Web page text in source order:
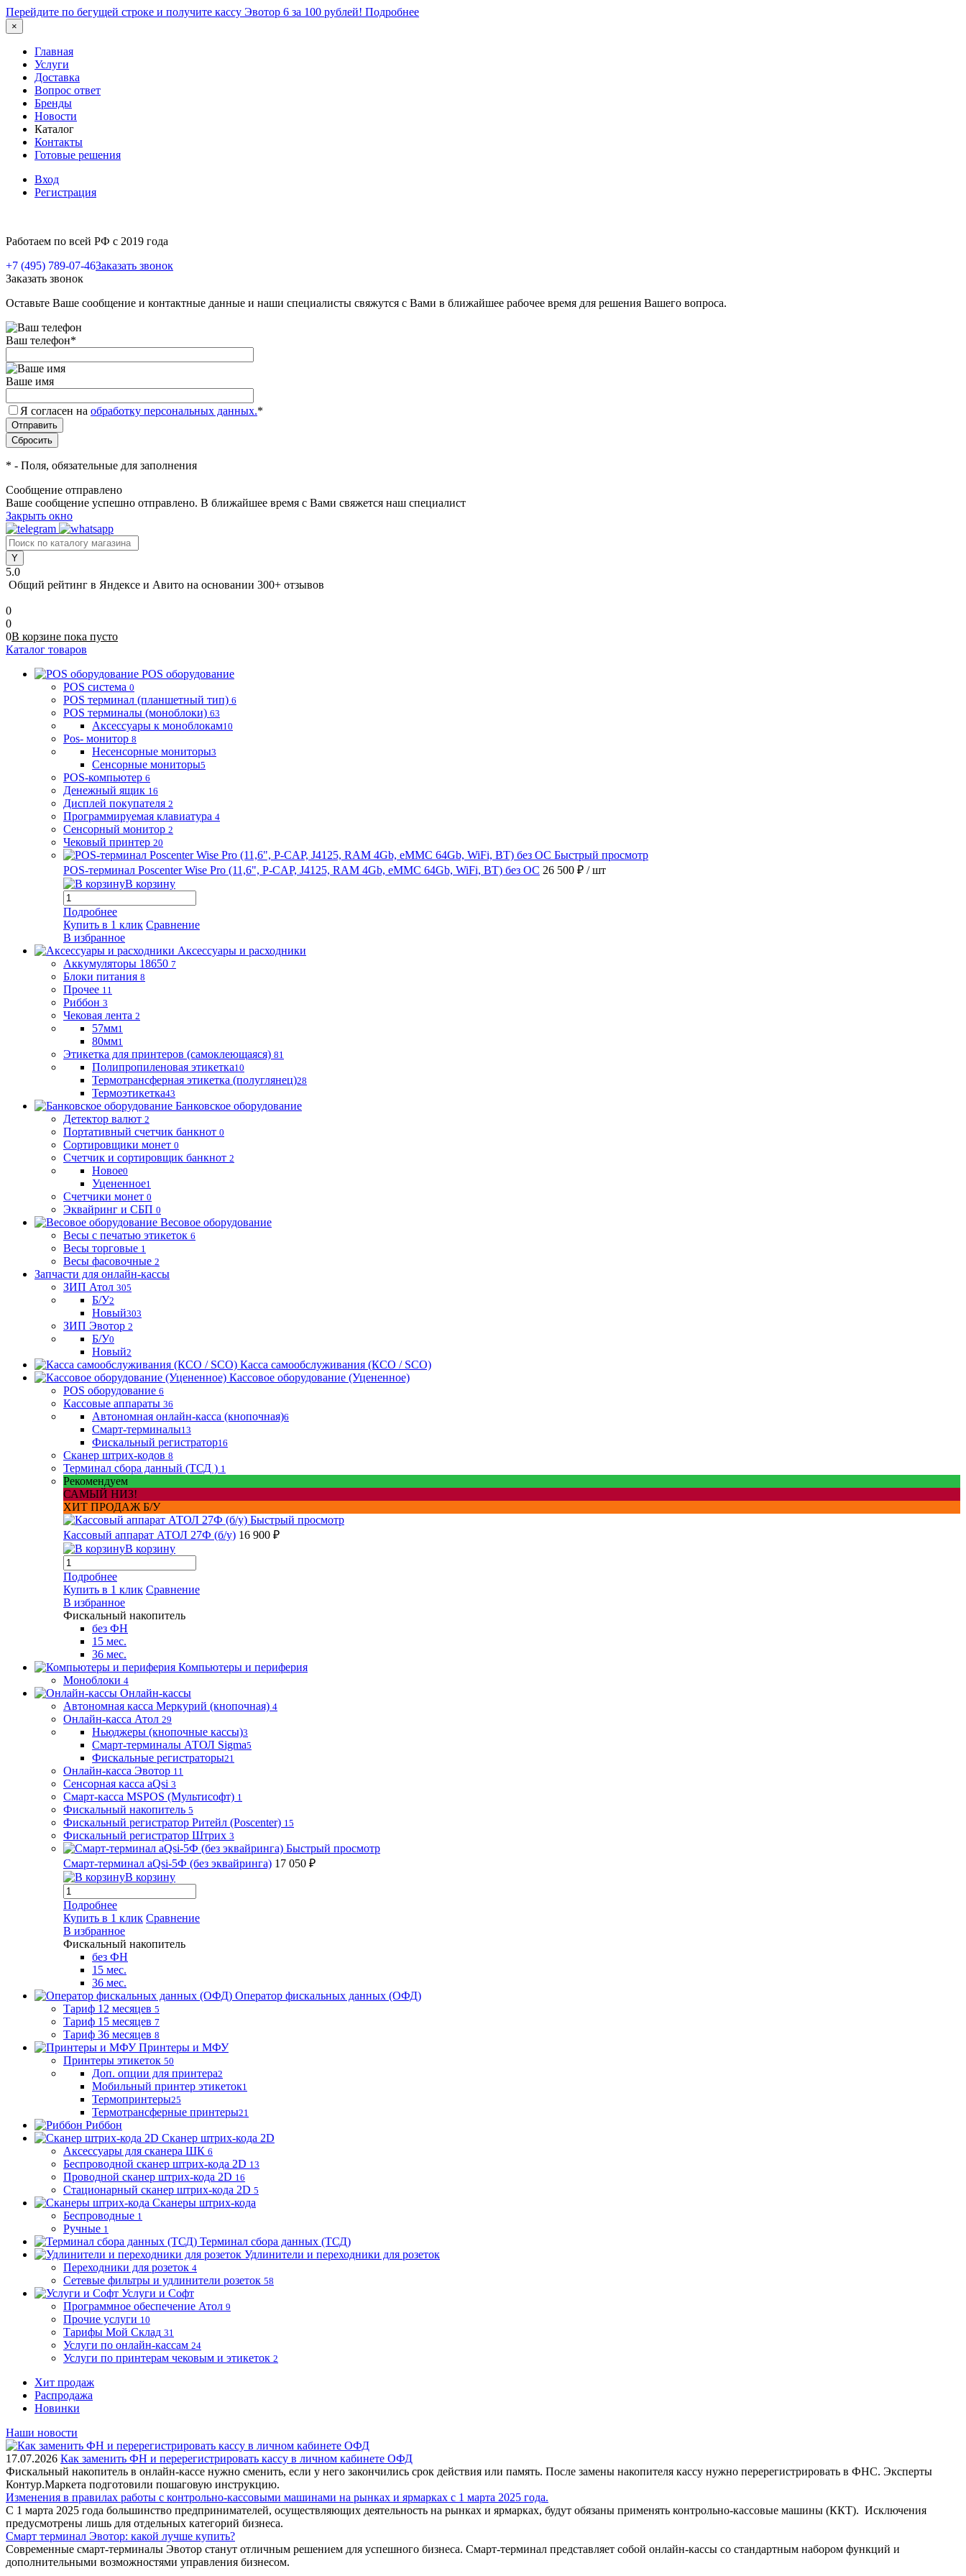
Перейдите по бегущей строке и получите кассу Эвотор 6 за 100 рублей! Подробнее
×
Главная
Услуги
Доставка
Вопрос ответ
Бренды
Новости
Каталог
Контакты
Готовые решения
Вход
Регистрация
Работаем по всей РФ с 2019 года
+7 (495) 789-07-46Заказать звонок
Заказать звонок
Оставьте Ваше сообщение и контактные данные и наши специалисты свяжутся с Вами в ближайшее рабочее время для решения Вашего вопроса.
Ваш телефон*
Ваше имя
Я согласен на обработку персональных данных.*
* - Поля, обязательные для заполнения
Сообщение отправлено
Ваше сообщение успешно отправлено. В ближайшее время с Вами свяжется наш специалист
Закрыть окно
5.0
Общий рейтинг в Яндексе и Авито на основании 300+ отзывов
0
0
0В корзине пока пусто
Каталог товаров
POS оборудование
POS система 0
POS терминал (планшетный тип) 6
POS терминалы (моноблоки) 63
Аксессуары к моноблокам10
Pos- монитор 8
Несенсорные мониторы3
Сенсорные мониторы5
POS-компьютер 6
Денежный ящик 16
Дисплей покупателя 2
Программируемая клавиатура 4
Сенсорный монитор 2
Чековый принтер 20
Быстрый просмотр
POS-терминал Poscenter Wise Pro (11,6", P-CAP, J4125, RAM 4Gb, eMMC 64Gb, WiFi, BT) без ОС 26 500 ₽ / шт
В корзину
Подробнее
Купить в 1 клик Сравнение
В избранное
Аксессуары и расходники
Аккумуляторы 18650 7
Блоки питания 8
Прочее 11
Риббон 3
Чековая лента 2
57мм1
80мм1
Этикетка для принтеров (самоклеющаяся) 81
Полипропиленовая этикетка10
Термотрансферная этикетка (полуглянец)28
Термоэтикетка43
Банковское оборудование
Детектор валют 2
Портативный счетчик банкнот 0
Сортировщики монет 0
Счетчик и сортировщик банкнот 2
Новое0
Уцененное1
Счетчики монет 0
Эквайринг и СБП 0
Весовое оборудование
Весы с печатью этикеток 6
Весы торговые 1
Весы фасовочные 2
Запчасти для онлайн-кассы
ЗИП Атол 305
Б/У2
Новый303
ЗИП Эвотор 2
Б/У0
Новый2
Касса самообслуживания (КСО / SCO)
Кассовое оборудование (Уцененное)
POS оборудование 6
Кассовые аппараты 36
Автономная онлайн-касса (кнопочная)6
Смарт-терминалы13
Фискальный регистратор16
Сканер штрих-кодов 8
Терминал сбора данный (ТСД ) 1
Рекомендуем
САМЫЙ НИЗ!
ХИТ ПРОДАЖ Б/У
Быстрый просмотр
Кассовый аппарат АТОЛ 27Ф (б/у) 16 900 ₽
В корзину
Подробнее
Купить в 1 клик Сравнение
В избранное
Фискальный накопитель
без ФН
15 мес.
36 мес.
Компьютеры и периферия
Моноблоки 4
Онлайн-кассы
Автономная касса Меркурий (кнопочная) 4
Онлайн-касса Атол 29
Ньюджеры (кнопочные кассы)3
Смарт-терминалы АТОЛ Sigma5
Фискальные регистраторы21
Онлайн-касса Эвотор 11
Сенсорная касса aQsi 3
Смарт-касса MSPOS (Мультисофт) 1
Фискальный накопитель 5
Фискальный регистратор Ритейл (Poscenter) 15
Фискальный регистратор Штрих 3
Быстрый просмотр
Смарт-терминал aQsi-5Ф (без эквайринга) 17 050 ₽
В корзину
Подробнее
Купить в 1 клик Сравнение
В избранное
Фискальный накопитель
без ФН
15 мес.
36 мес.
Оператор фискальных данных (ОФД)
Тариф 12 месяцев 5
Тариф 15 месяцев 7
Тариф 36 месяцев 8
Принтеры и МФУ
Принтеры этикеток 50
Доп. опции для принтера2
Мобильный принтер этикеток1
Термопринтеры25
Термотрансферные принтеры21
Риббон
Сканер штрих-кода 2D
Аксессуары для сканера ШК 6
Беспроводной сканер штрих-кода 2D 13
Проводной сканер штрих-кода 2D 16
Стационарный сканер штрих-кода 2D 5
Сканеры штрих-кода
Беспроводные 1
Ручные 1
Терминал сбора данных (ТСД)
Удлинители и переходники для розеток
Переходники для розеток 4
Сетевые фильтры и удлинители розеток 58
Услуги и Софт
Программное обеспечение Атол 9
Прочие услуги 10
Тарифы Мой Склад 31
Услуги по онлайн-кассам 24
Услуги по принтерам чековым и этикеток 2
Хит продаж
Распродажа
Новинки
Наши новости
17.07.2026 Как заменить ФН и перерегистрировать кассу в личном кабинете ОФД
Фискальный накопитель в онлайн-кассе нужно сменить, если у него закончились срок действия или память. После замены накопителя кассу нужно перерегистрировать в ФНС. Эксперты
Контур.Маркета подготовили пошаговую инструкцию.
Изменения в правилах работы с контрольно-кассовыми машинами на рынках и ярмарках с 1 марта 2025 года.
С 1 марта 2025 года большинство предпринимателей, осуществляющих деятельность на рынках и ярмарках, будут обязаны применять контрольно-кассовые машины (ККТ). Исключения
предусмотрены лишь для отдельных категорий бизнеса.
Смарт терминал Эвотор: какой лучше купить?
Современные смарт-терминалы Эвотор станут отличным решением для успешного бизнеса. Смарт-терминал представляет собой онлайн-кассы со стандартным набором функций и
дополнительными возможностями управления бизнесом.